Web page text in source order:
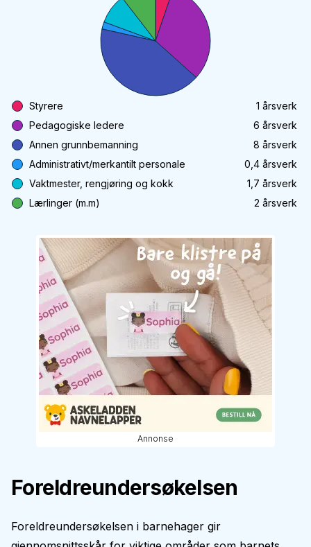
Styrere 1 årsverk
Pedagogiske ledere
6 årsverk
Annen grunnbemanning
8 årsverk
Administrativt/merkantilt personale
0,4 årsverk
Vaktmester, rengjøring og kokk
1,7 årsverk
Lærlinger (m.m)
2 årsverk
Annonse
Foreldreundersøkelsen
Foreldreundersøkelsen i barnehager gir